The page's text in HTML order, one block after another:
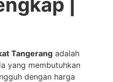
Tangerang adalah
yang membutuhkan
dengan harga